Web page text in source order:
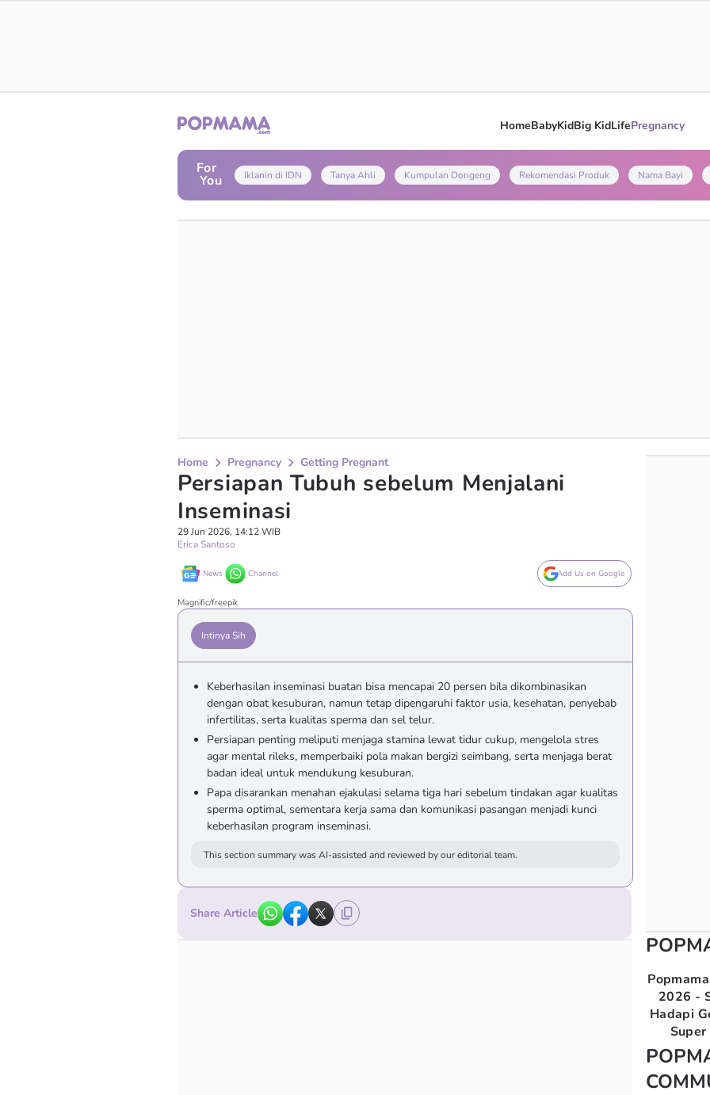
HomeBabyKidBig KidLifePregnancy
For
You Iklanin di IDN Tanya Ahli Kumpulan Dongeng Rekomendasi Produk Nama Bayi
Home Pregnancy Getting Pregnant
Persiapan Tubuh sebelum Menjalani
Inseminasi
29 Jun 2026, 14:12 WIB
Erica Santoso
News Channel Add Us on Google
Magnific/freepik
Intinya Sih
Keberhasilan inseminasi buatan bisa mencapai 20 persen bila dikombinasikan
dengan obat kesuburan, namun tetap dipengaruhi faktor usia, kesehatan, penyebab
infertilitas, serta kualitas sperma dan sel telur.
Persiapan penting meliputi menjaga stamina lewat tidur cukup, mengelola stres
agar mental rileks, memperbaiki pola makan bergizi seimbang, serta menjaga berat
badan ideal untuk mendukung kesuburan.
Papa disarankan menahan ejakulasi selama tiga hari sebelum tindakan agar kualitas
sperma optimal, sementara kerja sama dan komunikasi pasangan menjadi kunci
keberhasilan program inseminasi.
This section summary was AI-assisted and reviewed by our editorial team.
Share Article
2026 -
Hadapi